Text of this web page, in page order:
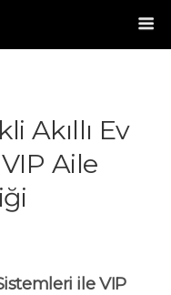
Akıllı Ev
Aile
ile VIP